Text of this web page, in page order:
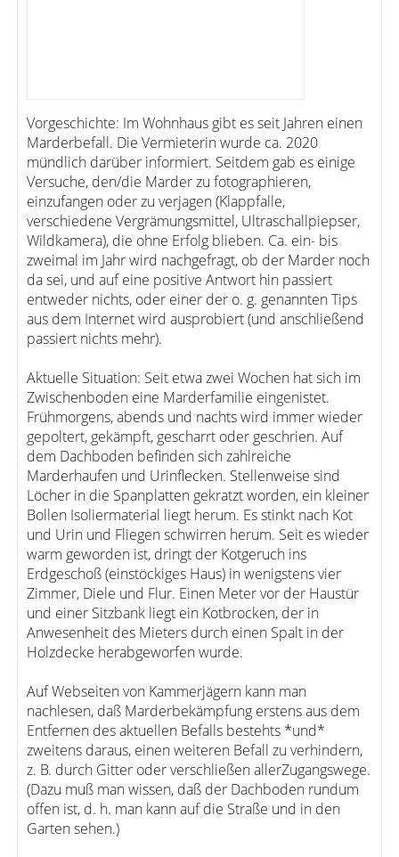
Vorgeschichte: Im Wohnhaus gibt es seit Jahren einen
Marderbefall. Die Vermieterin wurde ca. 2020
mündlich darüber informiert. Seitdem gab es einige
Versuche, den/die Marder zu fotographieren,
einzufangen oder zu verjagen (Klappfalle,
verschiedene Vergrämungsmittel, Ultraschallpiepser,
Wildkamera), die ohne Erfolg blieben. Ca. ein- bis
zweimal im Jahr wird nachgefragt, ob der Marder noch
da sei, und auf eine positive Antwort hin passiert
entweder nichts, oder einer der o. g. genannten Tips
aus dem Internet wird ausprobiert (und anschließend
passiert nichts mehr).
Aktuelle Situation: Seit etwa zwei Wochen hat sich im
Zwischenboden eine Marderfamilie eingenistet.
Frühmorgens, abends und nachts wird immer wieder
gepoltert, gekämpft, gescharrt oder geschrien. Auf
dem Dachboden befinden sich zahlreiche
Marderhaufen und Urinflecken. Stellenweise sind
Löcher in die Spanplatten gekratzt worden, ein kleiner
Bollen Isoliermaterial liegt herum. Es stinkt nach Kot
und Urin und Fliegen schwirren herum. Seit es wieder
warm geworden ist, dringt der Kotgeruch ins
Erdgeschoß (einstöckiges Haus) in wenigstens vier
Zimmer, Diele und Flur. Einen Meter vor der Haustür
und einer Sitzbank liegt ein Kotbrocken, der in
Anwesenheit des Mieters durch einen Spalt in der
Holzdecke herabgeworfen wurde.
Auf Webseiten von Kammerjägern kann man
nachlesen, daß Marderbekämpfung erstens aus dem
Entfernen des aktuellen Befalls bestehts *und*
zweitens daraus, einen weiteren Befall zu verhindern,
z. B. durch Gitter oder verschließen allerZugangswege.
(Dazu muß man wissen, daß der Dachboden rundum
offen ist, d. h. man kann auf die Straße und in den
Garten sehen.)